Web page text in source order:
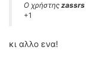
Ο χρήστης zassrs
+1
κι αλλο ενα!